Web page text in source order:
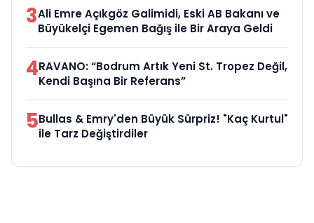
3Ali Emre Açıkgöz Galimidi, Eski AB Bakanı ve
Büyükelçi Egemen Bağış ile Bir Araya Geldi
4RAVANO: “Bodrum Artık Yeni St. Tropez Değil,
Kendi Başına Bir Referans”
5Bullas & Emry'den Büyük Sürpriz! "Kaç Kurtul"
ile Tarz Değiştirdiler